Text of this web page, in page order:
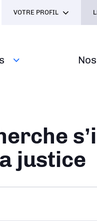
VOTRE PROFIL
justice